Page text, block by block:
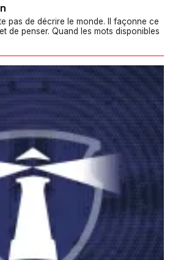
pas de décrire le monde. Il façonne ce
de penser. Quand les mots disponibles